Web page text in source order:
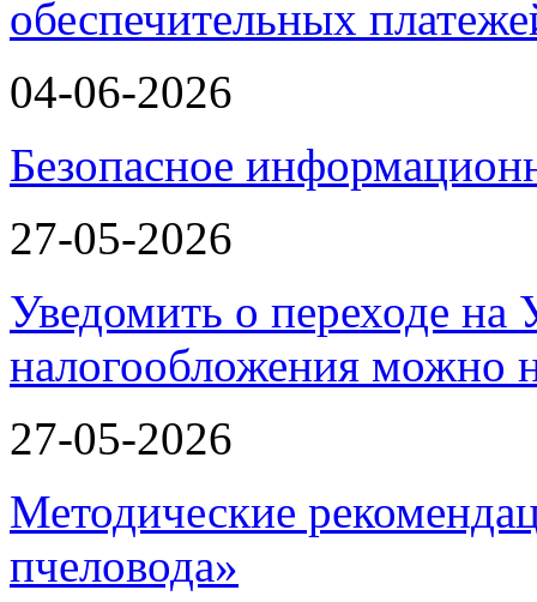
04-06-2026
Безопасное
27-05-2026
Уведомить о переходе
налогообложения можно
27-05-2026
Методические
пчеловода»